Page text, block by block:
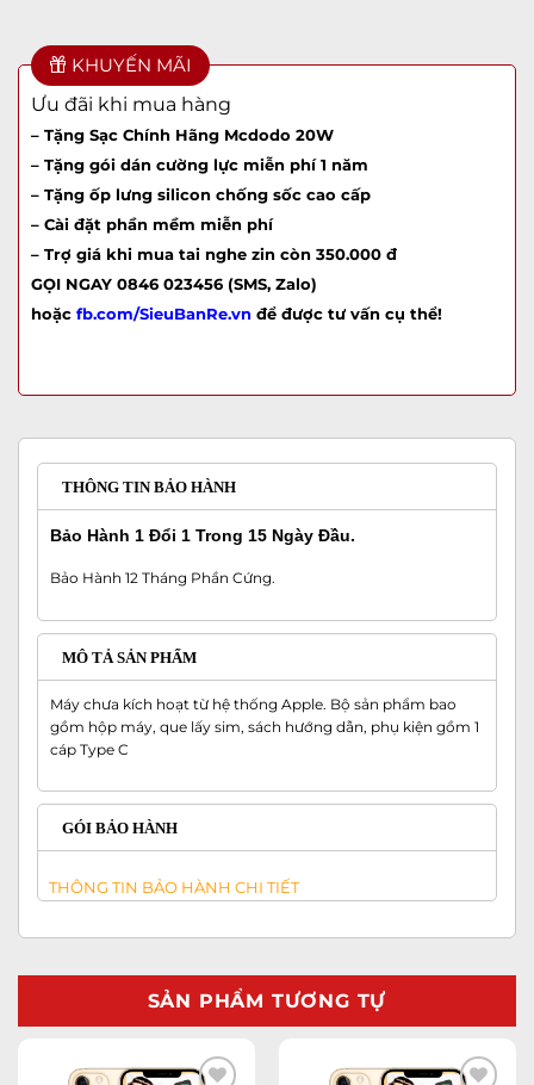
KHUYẾN MÃI
Ưu đãi khi mua hàng
– Tặng Sạc Chính Hãng Mcdodo 20W
– Tặng gói dán cường lực miễn phí 1 năm
– Tặng ốp lưng silicon chống sốc cao cấp
– Cài đặt phần mềm miễn phí
– Trợ giá khi mua tai nghe zin còn 350.000 đ
GỌI NGAY 0846 023456 (SMS, Zalo)
hoặc fb.com/SieuBanRe.vn để được tư vấn cụ thể!
THÔNG TIN BẢO HÀNH
Bảo Hành 1 Đổi 1 Trong 15 Ngày Đầu.
Bảo Hành 12 Tháng Phần Cứng.
MÔ TẢ SẢN PHẨM
Máy chưa kích hoạt từ hệ thống Apple. Bộ sản phẩm bao
gồm hộp máy, que lấy sim, sách hướng dẫn, phụ kiện gồm 1
cáp Type C
GÓI BẢO HÀNH
THÔNG TIN BẢO HÀNH CHI TIẾT
SẢN PHẨM TƯƠNG TỰ